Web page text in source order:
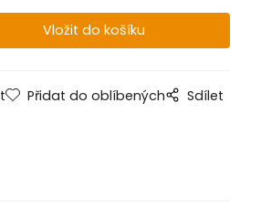
Přidat do oblíbených Sdílet